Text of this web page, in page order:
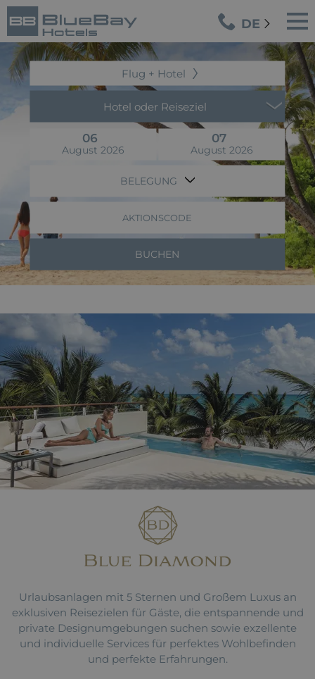
DE
Flug + Hotel
Hotel oder Reiseziel
06
August 2026
07
August 2026
BELEGUNG
AKTIONSCODE
BUCHEN
Urlaubsanlagen mit 5 Sternen und Großem Luxus an
exklusiven Reisezielen für Gäste, die entspannende und
private Designumgebungen suchen sowie exzellente
und individuelle Services für perfektes Wohlbefinden
und perfekte Erfahrungen.